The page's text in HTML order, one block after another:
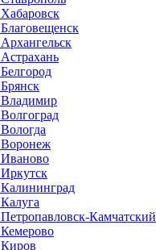
Хабаровск
Благовещенск
Архангельск
Астрахань
Белгород
Брянск
Владимир
Волгоград
Вологда
Воронеж
Иваново
Иркутск
Калининград
Калуга
Петропавловск-Камчатский
Кемерово
Киров